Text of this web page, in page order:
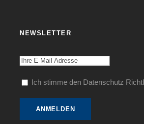
NEWSLETTER
Ich stimme den Datenschutz